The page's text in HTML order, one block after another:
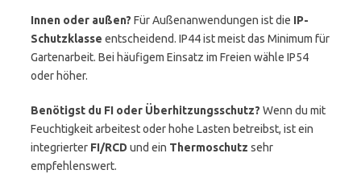
Innen oder außen? Für Außenanwendungen ist die IP-
Schutzklasse entscheidend. IP44 ist meist das Minimum für
Gartenarbeit. Bei häufigem Einsatz im Freien wähle IP54
oder höher.
Benötigst du FI oder Überhitzungsschutz? Wenn du mit
Feuchtigkeit arbeitest oder hohe Lasten betreibst, ist ein
integrierter FI/RCD und ein Thermoschutz sehr
empfehlenswert.